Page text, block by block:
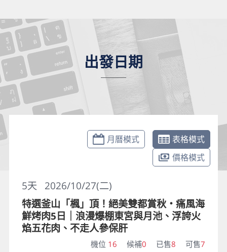
出發日期
月曆模式
表格模式
價格模式
2026/10/27(二)
5天
特選釜山「楓」頂！絕美雙都賞秋・痛風海
鮮烤肉5日｜浪漫爆棚東宮與月池、浮誇火
焰五花肉、不走人參保肝
機位 16 候補0 已售8 可售7